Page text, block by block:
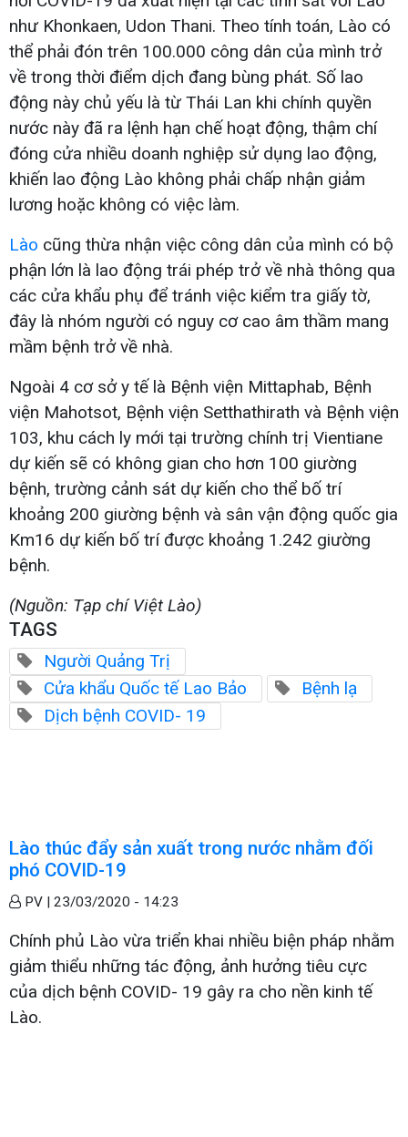
như Khonkaen, Udon Thani. Theo tính toán, Lào có
thể phải đón trên 100.000 công dân của mình trở
về trong thời điểm dịch đang bùng phát. Số lao
động này chủ yếu là từ Thái Lan khi chính quyền
nước này đã ra lệnh hạn chế hoạt động, thậm chí
đóng cửa nhiều doanh nghiệp sử dụng lao động,
khiến lao động Lào không phải chấp nhận giảm
lương hoặc không có việc làm.
Lào cũng thừa nhận việc công dân của mình có bộ
phận lớn là lao động trái phép trở về nhà thông qua
các cửa khẩu phụ để tránh việc kiểm tra giấy tờ,
đây là nhóm người có nguy cơ cao âm thầm mang
mầm bệnh trở về nhà.
Ngoài 4 cơ sở y tế là Bệnh viện Mittaphab, Bệnh
viện Mahotsot, Bệnh viện Setthathirath và Bệnh viện
103, khu cách ly mới tại trường chính trị Vientiane
dự kiến sẽ có không gian cho hơn 100 giường
bệnh, trường cảnh sát dự kiến cho thể bố trí
khoảng 200 giường bệnh và sân vận động quốc gia
Km16 dự kiến bố trí được khoảng 1.242 giường
bệnh.
(Nguồn: Tạp chí Việt Lào)
TAGS
Người Quảng Trị
Cửa khẩu Quốc tế Lao Bảo
Bệnh lạ
Dịch bệnh COVID- 19
Lào thúc đẩy sản xuất trong nước nhằm đối
phó COVID-19
PV | 23/03/2020 - 14:23
Chính phủ Lào vừa triển khai nhiều biện pháp nhằm
giảm thiểu những tác động, ảnh hưởng tiêu cực
của dịch bệnh COVID- 19 gây ra cho nền kinh tế
Lào.